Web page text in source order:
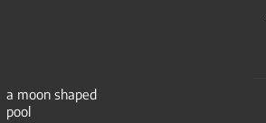
a moon shaped
pool